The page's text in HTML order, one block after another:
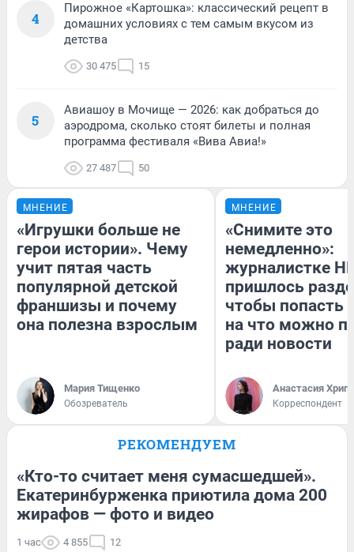
4
Пирожное «Картошка»: классический рецепт в
домашних условиях с тем самым вкусом из
детства
30 475 15
5
Авиашоу в Мочище — 2026: как добраться до
аэродрома, сколько стоят билеты и полная
программа фестиваля «Вива Авиа!»
27 487 50
МНЕНИЕ
«Игрушки больше не
герои истории». Чему
учит пятая часть
популярной детской
франшизы и почему
она полезна взрослым
Мария Тищенко
Обозреватель
МНЕНИЕ
«Снимите это
немедленно»:
журналистке
пришлось
чтобы попасть
на что можно
ради новости
Анастасия
Корреспондент
РЕКОМЕНДУЕМ
«Кто-то считает меня сумасшедшей».
Екатеринбурженка приютила дома 200
жирафов — фото и видео
1 час 4 855 12